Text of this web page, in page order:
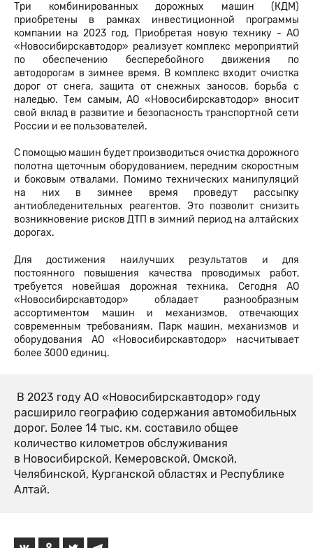
Три комбинированных дорожных машин (КДМ)
приобретены в рамках инвестиционной программы
компании на 2023 год. Приобретая новую технику - АО
«Новосибирскавтодор» реализует комплекс мероприятий
по обеспечению бесперебойного движения по
автодорогам в зимнее время. В комплекс входит очистка
дорог от снега, защита от снежных заносов, борьба с
наледью. Тем самым, АО «Новосибирскавтодор» вносит
свой вклад в развитие и безопасность транспортной сети
России и ее пользователей.
С помощью машин будет производиться очистка дорожного
полотна щеточным оборудованием, передним скоростным
и боковым отвалами. Помимо технических манипуляций
на них в зимнее время проведут рассыпку
антиобледенительных реагентов. Это позволит снизить
возникновение рисков ДТП в зимний период на алтайских
дорогах.
Для достижения наилучших результатов и для
постоянного повышения качества проводимых работ,
требуется новейшая дорожная техника. Сегодня АО
«Новосибирскавтодор» обладает разнообразным
ассортиментом машин и механизмов, отвечающих
современным требованиям. Парк машин, механизмов и
оборудования АО «Новосибирскавтодор» насчитывает
более 3000 единиц.
В 2023 году АО «Новосибирскавтодор» году
расширило географию содержания автомобильных
дорог. Более 14 тыс. км. составило общее
количество километров обслуживания
в Новосибирской, Кемеровской, Омской,
Челябинской, Курганской областях и Республике
Алтай.